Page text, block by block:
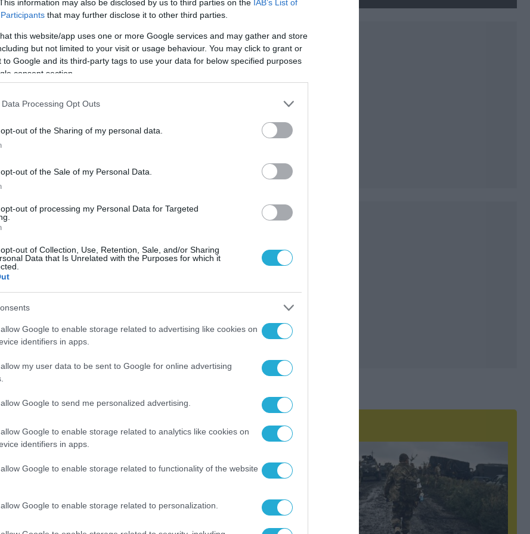
information may also be disclosed by us to third parties on the IAB’s List of
that may further disclose it to other third parties.
this website/app uses one or more Google services and may gather and store
but not limited to your visit or usage behaviour. You may click to grant or
to Google and its third-party tags to use your data for below specified purposes
consent section.
Data Processing Opt Outs
out of the Sharing of my personal data.
out of the Sale of my Personal Data.
out of processing my Personal Data for Targeted
out of Collection, Use, Retention, Sale, and/or Sharing
Data that Is Unrelated with the Purposes for which it
Google to enable storage related to advertising like cookies on
identifiers in apps.
my user data to be sent to Google for online advertising
Google to send me personalized advertising.
Google to enable storage related to analytics like cookies on
identifiers in apps.
Google to enable storage related to functionality of the website
Google to enable storage related to personalization.
ΑΡΘΡΟ
(βίντεο)